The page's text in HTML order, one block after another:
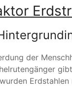
der